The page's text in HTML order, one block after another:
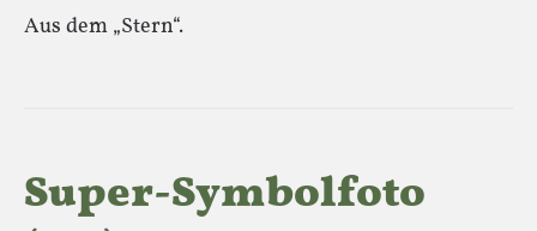
Aus dem „Stern“.
Super-Symbolfoto